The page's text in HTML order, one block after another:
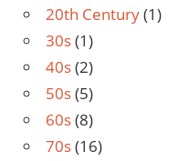
20th Century(1)
30s(1)
40s(2)
50s(5)
60s(8)
70s(16)